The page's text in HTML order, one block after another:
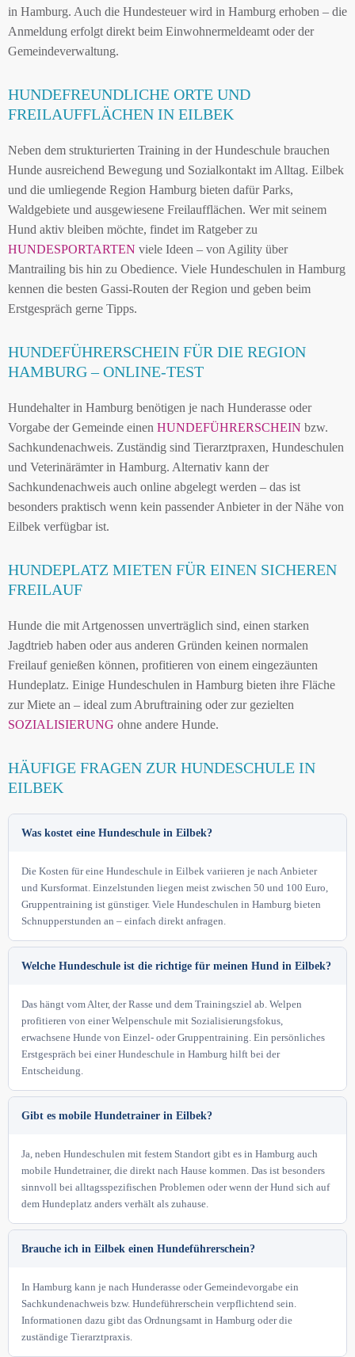
in Hamburg. Auch die Hundesteuer wird in Hamburg erhoben – die
Anmeldung erfolgt direkt beim Einwohnermeldeamt oder der
Gemeindeverwaltung.
HUNDEFREUNDLICHE ORTE UND
FREILAUFFLÄCHEN IN EILBEK
Neben dem strukturierten Training in der Hundeschule brauchen
Hunde ausreichend Bewegung und Sozialkontakt im Alltag. Eilbek
und die umliegende Region Hamburg bieten dafür Parks,
Waldgebiete und ausgewiesene Freilaufflächen. Wer mit seinem
Hund aktiv bleiben möchte, findet im Ratgeber zu
HUNDESPORTARTEN viele Ideen – von Agility über
Mantrailing bis hin zu Obedience. Viele Hundeschulen in Hamburg
kennen die besten Gassi-Routen der Region und geben beim
Erstgespräch gerne Tipps.
HUNDEFÜHRERSCHEIN FÜR DIE REGION
HAMBURG – ONLINE-TEST
Hundehalter in Hamburg benötigen je nach Hunderasse oder
Vorgabe der Gemeinde einen HUNDEFÜHRERSCHEIN bzw.
Sachkundenachweis. Zuständig sind Tierarztpraxen, Hundeschulen
und Veterinärämter in Hamburg. Alternativ kann der
Sachkundenachweis auch online abgelegt werden – das ist
besonders praktisch wenn kein passender Anbieter in der Nähe von
Eilbek verfügbar ist.
HUNDEPLATZ MIETEN FÜR EINEN SICHEREN
FREILAUF
Hunde die mit Artgenossen unverträglich sind, einen starken
Jagdtrieb haben oder aus anderen Gründen keinen normalen
Freilauf genießen können, profitieren von einem eingezäunten
Hundeplatz. Einige Hundeschulen in Hamburg bieten ihre Fläche
zur Miete an – ideal zum Abruftraining oder zur gezielten
SOZIALISIERUNG ohne andere Hunde.
HÄUFIGE FRAGEN ZUR HUNDESCHULE IN
EILBEK
Was kostet eine Hundeschule in Eilbek?
Die Kosten für eine Hundeschule in Eilbek variieren je nach Anbieter
und Kursformat. Einzelstunden liegen meist zwischen 50 und 100 Euro,
Gruppentraining ist günstiger. Viele Hundeschulen in Hamburg bieten
Schnupperstunden an – einfach direkt anfragen.
Welche Hundeschule ist die richtige für meinen Hund in Eilbek?
Das hängt vom Alter, der Rasse und dem Trainingsziel ab. Welpen
profitieren von einer Welpenschule mit Sozialisierungsfokus,
erwachsene Hunde von Einzel- oder Gruppentraining. Ein persönliches
Erstgespräch bei einer Hundeschule in Hamburg hilft bei der
Entscheidung.
Gibt es mobile Hundetrainer in Eilbek?
Ja, neben Hundeschulen mit festem Standort gibt es in Hamburg auch
mobile Hundetrainer, die direkt nach Hause kommen. Das ist besonders
sinnvoll bei alltagsspezifischen Problemen oder wenn der Hund sich auf
dem Hundeplatz anders verhält als zuhause.
Brauche ich in Eilbek einen Hundeführerschein?
In Hamburg kann je nach Hunderasse oder Gemeindevorgabe ein
Sachkundenachweis bzw. Hundeführerschein verpflichtend sein.
Informationen dazu gibt das Ordnungsamt in Hamburg oder die
zuständige Tierarztpraxis.